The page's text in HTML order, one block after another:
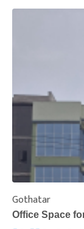
Gothatar
Office Space